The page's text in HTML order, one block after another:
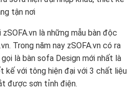
tận nơi
là những mẫu bàn độc
Trong năm nay zSOFA.vn có ra
là bàn sofa Design mới nhất là
kế với tông hiện đại với 3 chất liệu
được sơn tỉnh điện.